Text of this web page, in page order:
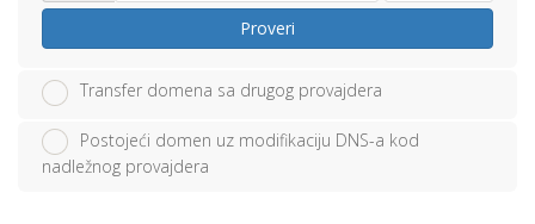
Proveri
Transfer domena sa drugog provajdera
Postojeći domen uz modifikaciju DNS-a kod
nadležnog provajdera